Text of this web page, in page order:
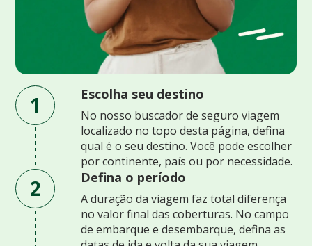
1 Escolha seu destino
No nosso buscador de seguro viagem
localizado no topo desta página, defina
qual é o seu destino. Você pode escolher
por continente, país ou por necessidade.
2 Defina o período
A duração da viagem faz total diferença
no valor final das coberturas. No campo
de embarque e desembarque, defina as